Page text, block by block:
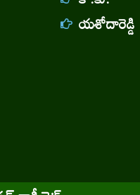
యశోదారెడ్డి